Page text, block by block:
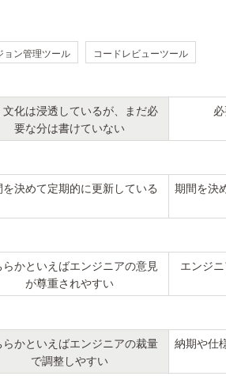
ョン管理ツール コードレビューツール
文化は浸透しているが、まだ必
要な分は書けていない
を決めて定期的に更新している
期間を決
らかといえばエンジニアの意見
が尊重されやすい
エンジ
らかといえばエンジニアの裁量
で調整しやすい
納期や仕